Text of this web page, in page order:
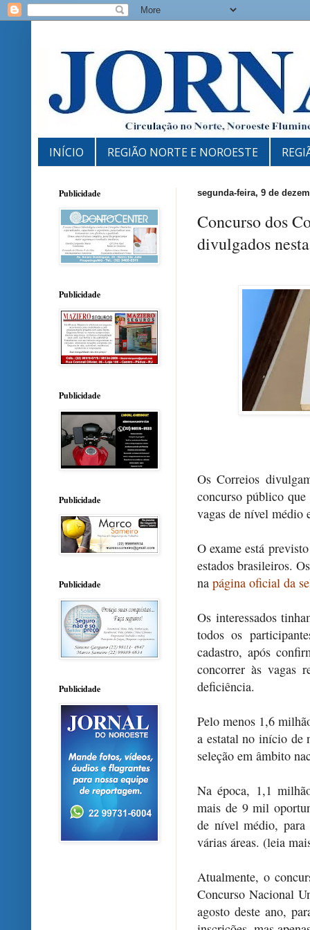
INÍCIO REGIÃO NORTE E NOROESTE
segunda-feira, 9 de
Concurso dos
divulgados
Os Correios
concurso público
vagas de nível médio
O exame está
estados brasileiros.
na página oficial da
Os interessados
todos os
cadastro, após
concorrer às vagas
deficiência.
Pelo menos 1,6
a estatal no início de
seleção em âmbito
Na época, 1,1
mais de 9 mil
de nível médio,
várias áreas. (leia
Atualmente, o
Concurso Nacional
agosto deste ano,
Publicidade
Publicidade
Publicidade
Publicidade
Publicidade
Publicidade